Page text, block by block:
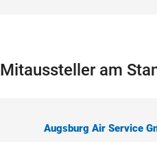
Mitaussteller am
Augsburg Air Service